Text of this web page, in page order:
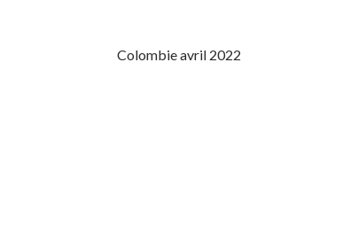
Colombie avril 2022